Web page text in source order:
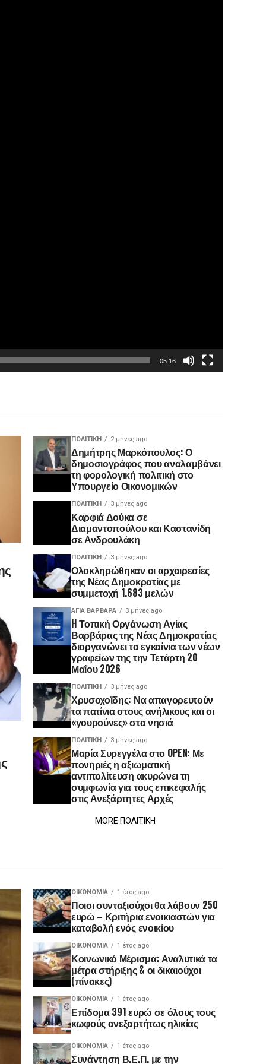
05:16
ΠΟΛΙΤΙΚΉ 2 μήνες ago
Δημήτρης Μαρκόπουλος: Ο
δημοσιογράφος που αναλαμβάνει
τη φορολογική πολιτική στο
Υπουργείο Οικονομικών
ΠΟΛΙΤΙΚΉ 3 μήνες ago
Καρφιά Δούκα σε
Διαμαντοπούλου και Καστανίδη
σε Ανδρουλάκη
ΠΟΛΙΤΙΚΉ 3 μήνες ago
Ολοκληρώθηκαν οι αρχαιρεσίες
της Νέας Δημοκρατίας με
συμμετοχή 1.683 μελών
ΑΓΙΑ ΒΑΡΒΑΡΑ 3 μήνες ago
H Τοπική Οργάνωση Αγίας
Βαρβάρας της Νέας Δημοκρατίας
διοργανώνει τα εγκαίνια των νέων
γραφείων της την Τετάρτη 20
Μαΐου 2026
ΠΟΛΙΤΙΚΉ 3 μήνες ago
Χρυσοχοΐδης: Να απαγορευτούν
τα πατίνια στους ανήλικους και οι
«γουρούνες» στα νησιά
ΠΟΛΙΤΙΚΉ 3 μήνες ago
Μαρία Συρεγγέλα στο OPEN: Με
πονηριές η αξιωματική
αντιπολίτευση ακυρώνει τη
συμφωνία για τους επικεφαλής
στις Ανεξάρτητες Αρχές
MORE ΠΟΛΙΤΙΚΗ
ΟΙΚΟΝΟΜΊΑ 1 έτος ago
Ποιοι συνταξιούχοι θα λάβουν 250
ευρώ – Κριτήρια ενοικιαστών για
καταβολή ενός ενοικίου
ΟΙΚΟΝΟΜΊΑ 1 έτος ago
Κοινωνικό Μέρισμα: Αναλυτικά τα
μέτρα στήριξης & οι δικαιούχοι
(πίνακες)
ΟΙΚΟΝΟΜΊΑ 1 έτος ago
Επίδομα 391 ευρώ σε όλους τους
κωφούς ανεξαρτήτως ηλικίας
ΟΙΚΟΝΟΜΊΑ 1 έτος ago
Συνάντηση Β.Ε.Π. με την